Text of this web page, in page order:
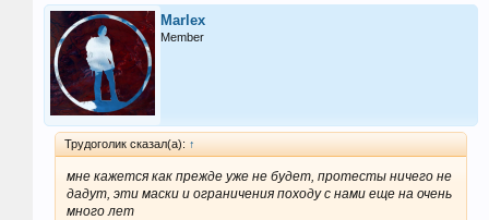
Marlex
Member
Трудоголик сказал(а): ↑
мне кажется как прежде уже не будет, протесты ничего не
дадут, эти маски и ограничения походу с нами еще на очень
много лет